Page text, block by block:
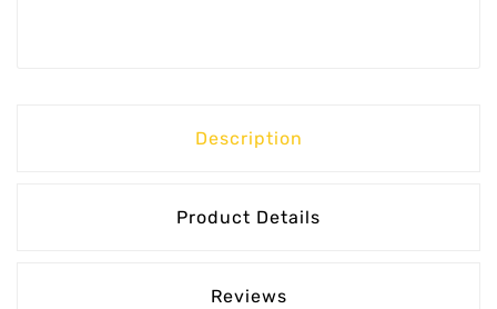
Description
Product Details
Reviews